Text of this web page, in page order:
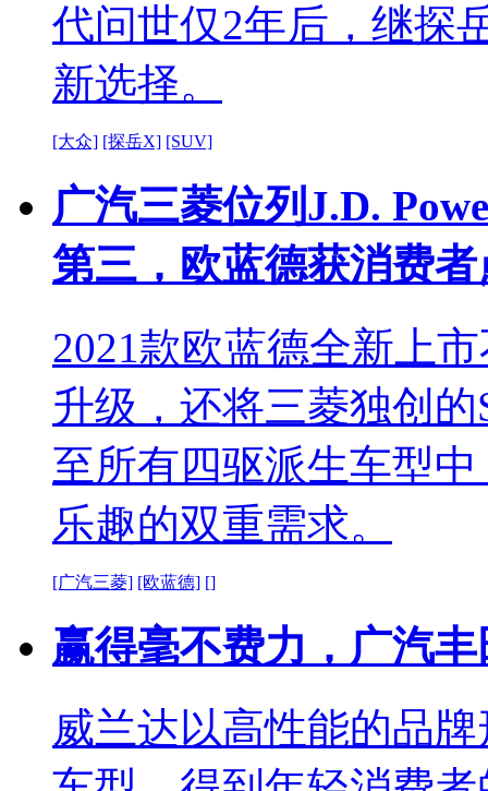
代问世仅2年后，继探
新选择。
[大众] [探岳X] [SUV]
广汽三菱位列J.D.
第三，欧蓝德获消费
2021款欧蓝德全新上
升级，还将三菱独创
至所有四驱派生车型
乐趣的双重需求。
[广汽三菱] [欧蓝德] []
赢得毫不费力，广汽
威兰达以高性能的品